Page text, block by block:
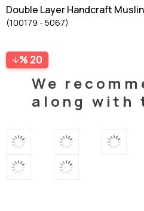
Double Layer Handcraft
(washed) 75x75cm Rust
(100179 - 5067)
20
We
along with